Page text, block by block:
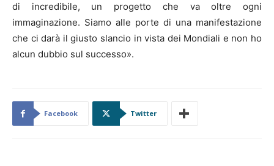
di incredibile, un progetto che va oltre ogni
immaginazione. Siamo alle porte di una manifestazione
che ci darà il giusto slancio in vista dei Mondiali e non ho
alcun dubbio sul successo».
Facebook Twitter